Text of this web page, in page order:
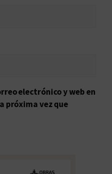
electrónico y web en
próxima vez que